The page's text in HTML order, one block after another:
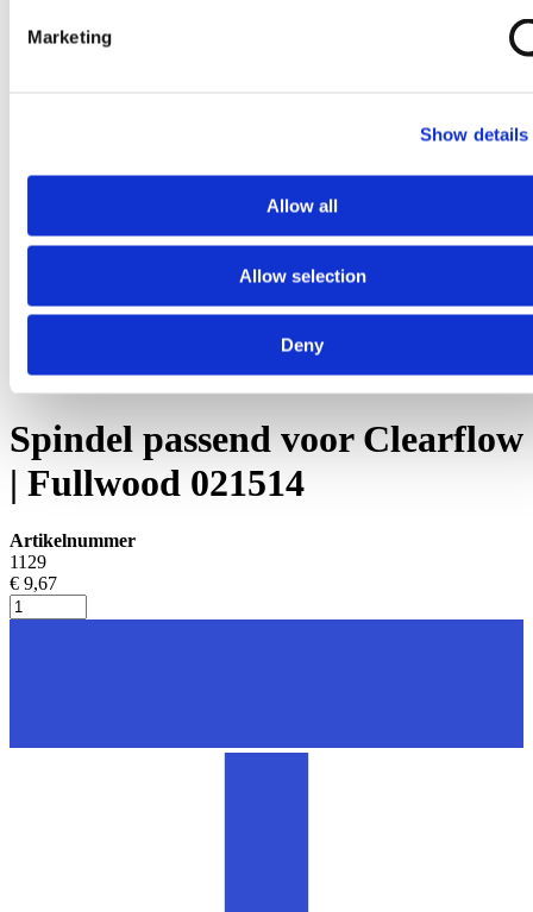
Marketing
Show details
Allow all
Allow selection
Deny
Ga naar het begin van de afbeeldingen-gallerij
Melkkauw en onderdelen
Spindel passend voor Clearflow
| Fullwood 021514
Artikelnummer
1129
€ 9,67